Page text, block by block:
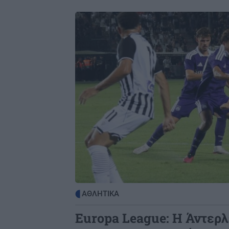
Image
ΑΘΛΗΤΙΚΑ
Europa League: Η